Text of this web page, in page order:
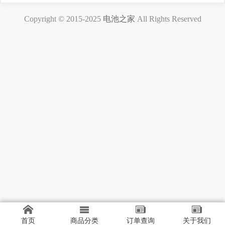
Copyright © 2015-2025 电池之家 All Rights Reserved
首页 商品分类 订单查询 关于我们